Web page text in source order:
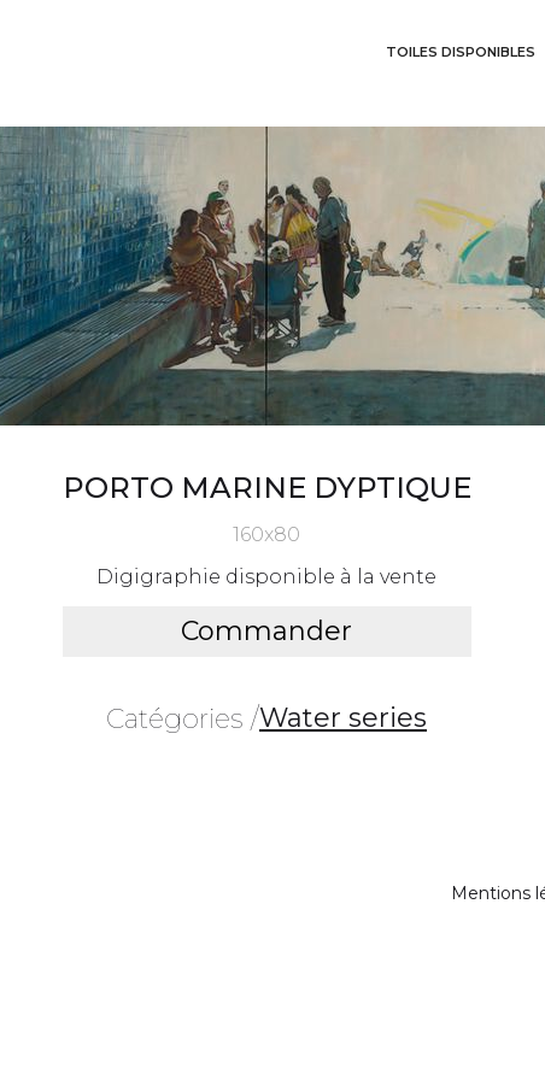
TOILES DISPONIBLES
PORTO MARINE DYPTIQUE
160x80
Digigraphie disponible à la vente
Commander
Catégories /Water series
Mentions